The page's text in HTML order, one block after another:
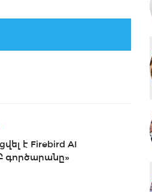
է Firebird AI
գործարանը»